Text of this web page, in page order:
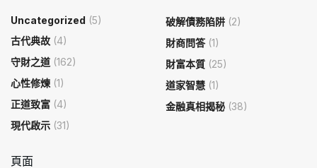
Uncategorized (5)
古代典故 (4)
守財之道 (162)
心性修煉 (1)
正道致富 (4)
現代啟示 (31)
破解債務陷阱 (2)
財商問答(1)
財富本質 (25)
道家智慧 (1)
金融真相揭秘 (38)
頁面